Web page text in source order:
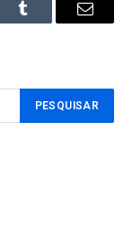
Tumblr Email